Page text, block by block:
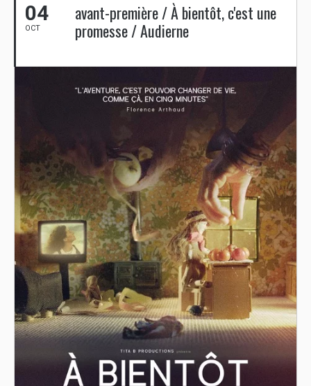
04
OCT
avant-première / À bientôt, c'est une
promesse / Audierne